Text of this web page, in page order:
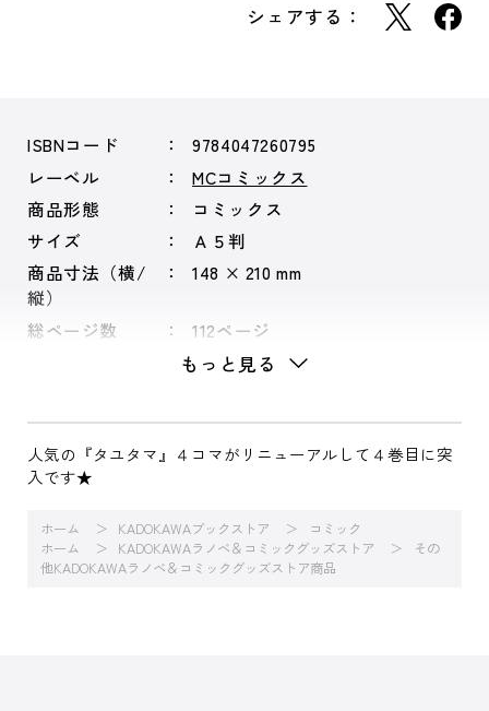
シェアする：
ISBNコード
9784047260795
レーベル
MCコミックス
商品形態
コミックス
サイズ
Ａ５判
商品寸法（横/
縦）
148 × 210 mm
総ページ数 112ページ
もっと見る
人気の『タユタマ』４コマがリニューアルして４巻目に突
入です★
ホーム KADOKAWAブックストア
コミック
ホーム
KADOKAWAラノベ＆コミックグッズストア
その
他KADOKAWAラノベ＆コミックグッズストア商品